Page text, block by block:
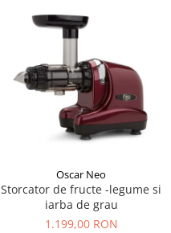
Oscar Neo
Storcator de fructe -legume si
iarba de grau
1.199,00 RON